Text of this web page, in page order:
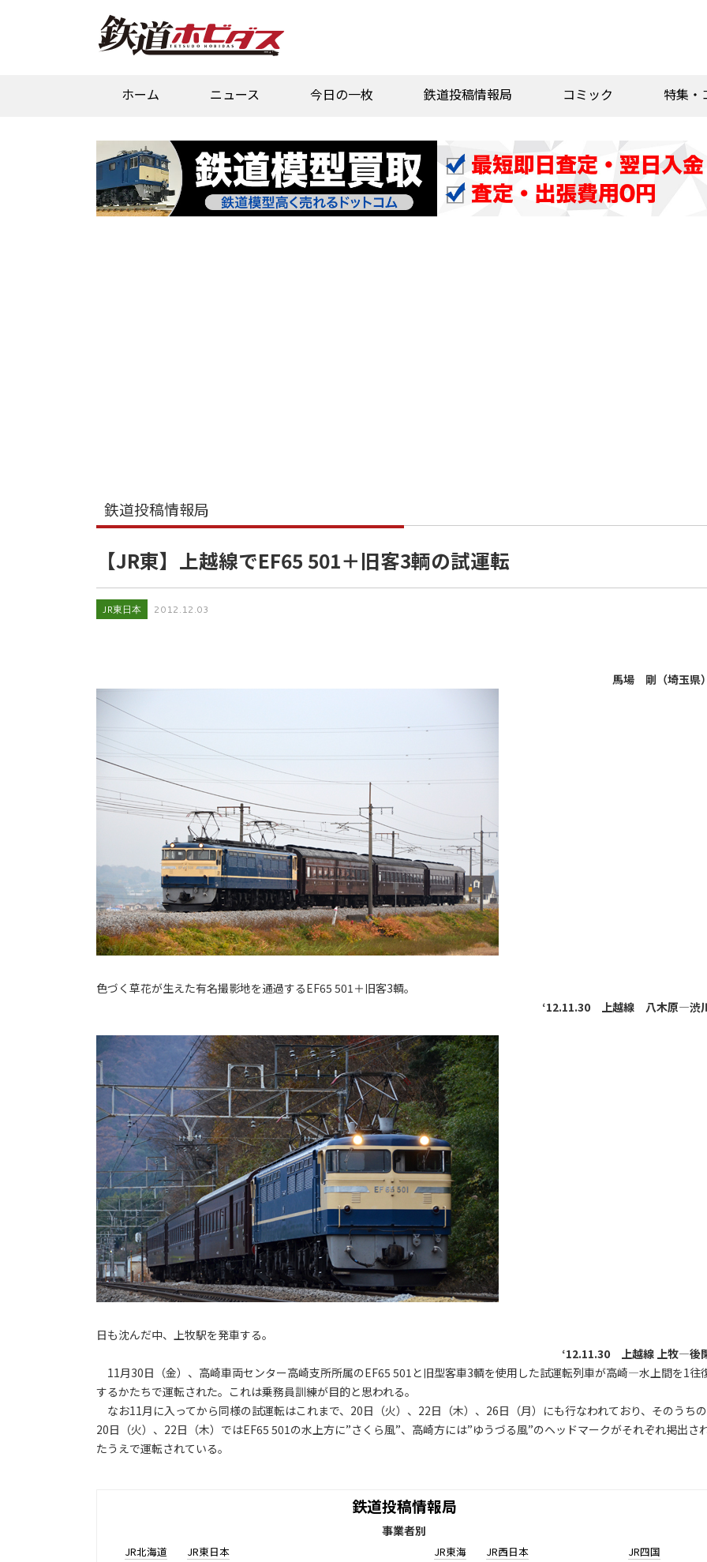
ホーム ニュース 今日の一枚 鉄道投稿情報局 コミック 特集・
鉄道投稿情報局
【JR東】上越線でEF65 501＋旧客3輌の試運転
JR東日本 2012.12.03
馬場 剛（埼玉県
色づく草花が生えた有名撮影地を通過するEF65 501＋旧客3輌。
‘12.11.30 上越線 八木原―渋
日も沈んだ中、上牧駅を発車する。
‘12.11.30 上越線 上牧―後
11月30日（金）、高崎車両センター高崎支所所属のEF65 501と旧型客車3輌を使用した試運転列車が高崎―水上間を1往
するかたちで運転された。これは乗務員訓練が目的と思われる。
なお11月に入ってから同様の試運転はこれまで、20日（火）、22日（木）、26日（月）にも行なわれており、そのうちの
20日（火）、22日（木）ではEF65 501の水上方に”さくら風”、高崎方には”ゆうづる風”のヘッドマークがそれぞれ掲出さ
たうえで運転されている。
鉄道投稿情報局
事業者別
JR北海道 JR東日本 JR東海 JR西日本 JR四国